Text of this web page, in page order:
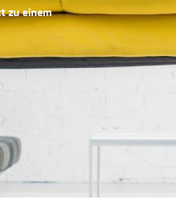
zu einem